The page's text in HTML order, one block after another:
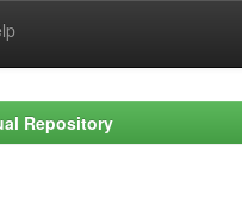
Repository